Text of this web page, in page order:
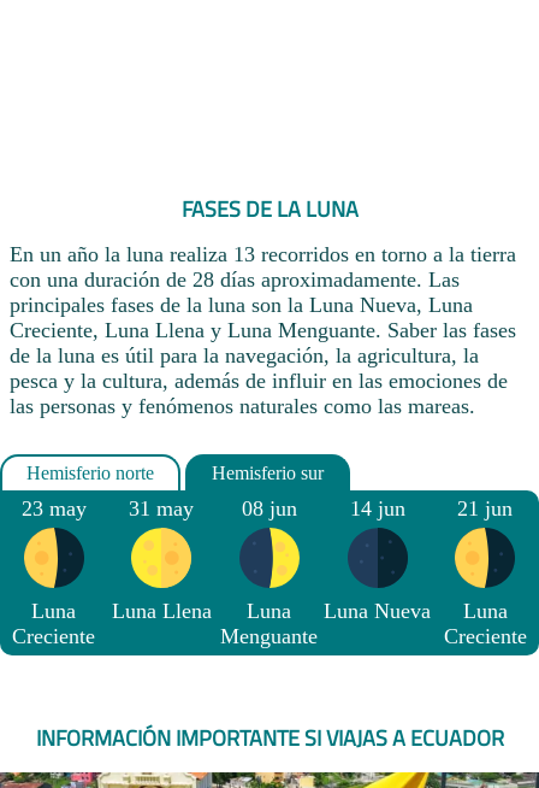
FASES DE LA LUNA
En un año la luna realiza 13 recorridos en torno a la tierra
con una duración de 28 días aproximadamente. Las
principales fases de la luna son la Luna Nueva, Luna
Creciente, Luna Llena y Luna Menguante. Saber las fases
de la luna es útil para la navegación, la agricultura, la
pesca y la cultura, además de influir en las emociones de
las personas y fenómenos naturales como las mareas.
23 may
Luna
Creciente
31 may
Luna Llena
08 jun
Luna
Menguante
14 jun
Luna Nueva
21 jun
Luna
Creciente
INFORMACIÓN IMPORTANTE SI VIAJAS A ECUADOR